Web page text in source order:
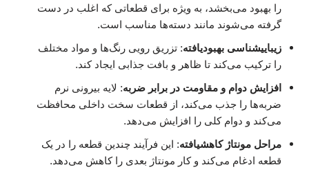
را بهبود می‌بخشد، به ویژه برای قطعاتی که اغلب در دست
گرفته می‌شوند مانند دسته‌ها مناسب است.
زیباییشناسی بهبودیافته: تزریق رویی رنگ‌ها و مواد مختلف
را ترکیب می‌کند تا ظاهر و بافت جذابی ایجاد کند.
افزایش دوام و مقاومت در برابر ضربه: لایه بیرونی نرم
ضربه‌ها را جذب می‌کند، از قطعات سخت داخلی محافظت
می‌کند و دوام کلی را افزایش می‌دهد.
مراحل مونتاژ کاهشیافته: این فرآیند چندین قطعه را در یک
قطعه ادغام می‌کند و کار مونتاژ بعدی را کاهش می‌دهد.